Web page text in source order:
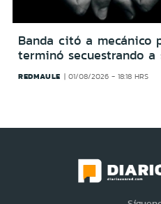
Banda citó a mecánico
terminó secuestrando
REDMAULE 01/08/2026 - 18:18 HRS